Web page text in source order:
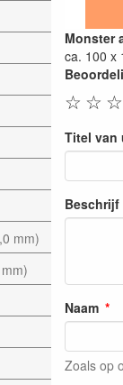
mm)
Monster
ca. 100 x
☆
☆
☆
Titel van
Beschrijf
Naam
Zoals op